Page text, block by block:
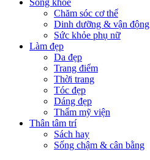
Sống khỏe
Chăm sóc cơ thể
Dinh dưỡng & vận động
Sức khỏe phụ nữ
Làm đẹp
Da đẹp
Trang điểm
Thời trang
Tóc đẹp
Dáng đẹp
Thẩm mỹ viện
Thân tâm trí
Sách hay
Sống chậm & cân bằng